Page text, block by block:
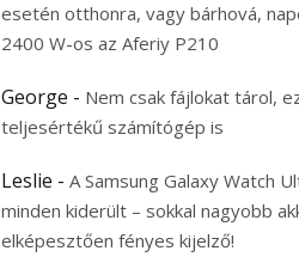
esetén otthonra, vagy bárhová,
2400 W-os az Aferiy P210
George - Nem csak fájlokat tárol,
teljesértékű számítógép is
Leslie - A Samsung Galaxy Watch
minden kiderült – sokkal nagyobb
elképesztően fényes kijelző!